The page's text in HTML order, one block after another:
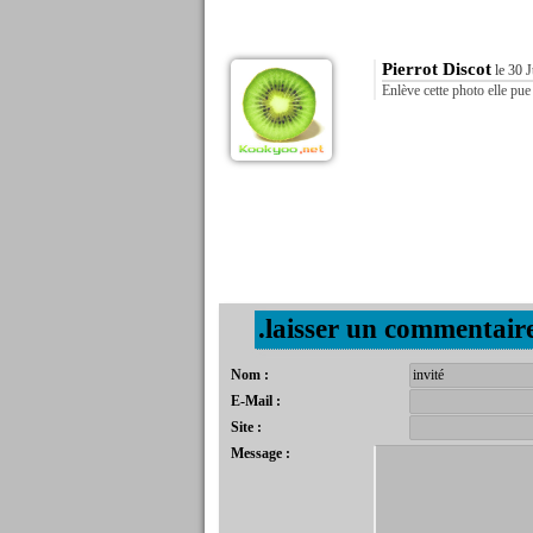
Pierrot Discot le 30
Enlève cette photo elle
.laisser un
Nom :
E-Mail :
Site :
Message :